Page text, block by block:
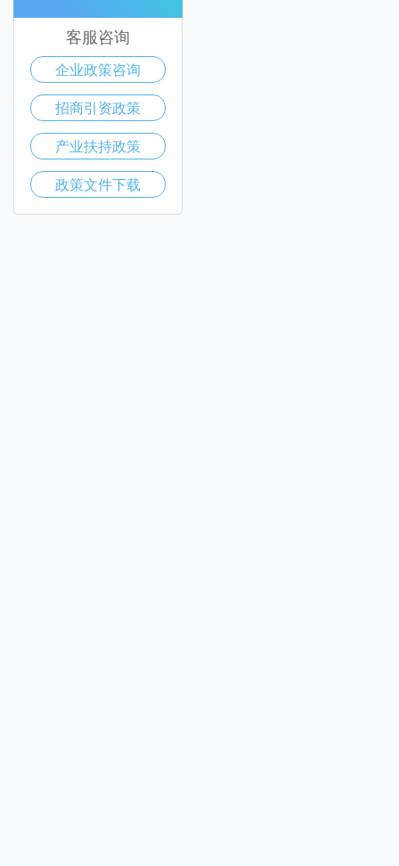
客服咨询
企业政策咨询
招商引资政策
产业扶持政策
政策文件下载